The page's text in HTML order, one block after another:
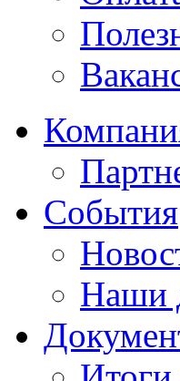
События
Наши